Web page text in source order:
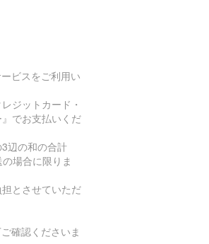
ビスをご利用い
ジットカード・
でお支払いくだ
辺の和の合計
場合に限りま
とさせていただ
確認くださいま